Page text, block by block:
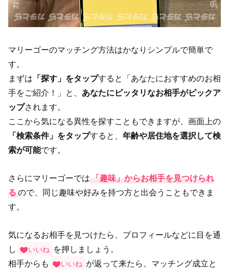
マリーゴーのマッチング方法はかなりシンプルで簡単で
す。
まずは 「探す」をタップすると「あなたにおすすめのお相
手をご紹介！」と、 あなたにピッタリなお相手がピックア
ップされます。
ここから気になる異性を探すこともできますが、画面上の
「検索条件」をタップすると、 年齢や居住地を選択して検
索が可能です。
さらにマリーゴーでは 「趣味」からお相手を見つけられ
るので、同じ趣味や好みを持つ方と出会うこともできま
す。
気になるお相手を見つけたら、プロフィールなどに目を通
し
いいね を押しましょう。
相手からも
いいね が返って来たら、マッチング成立と